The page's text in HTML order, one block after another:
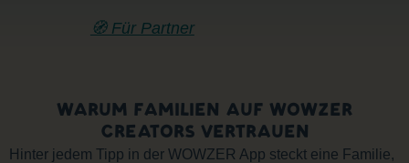
🧭 Für Partner
WARUM FAMILIEN AUF WOWZER
CREATORS VERTRAUEN
Hinter jedem Tipp in der WOWZER App steckt eine Familie,